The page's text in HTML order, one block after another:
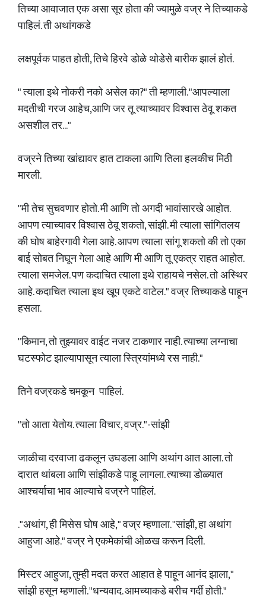
तिच्या आवाजात एक असा सूर होता की ज्यामुळे वज्र ने तिच्याकडे
पाहिलं. ती अथांगकडे
लक्षपूर्वक पाहत होती, तिचे हिरवे डोळे थोडेसे बारीक झालं होतं.
" त्याला इथे नोकरी नको असेल का?" ती म्हणाली. "आपल्याला
मदतीची गरज आहेच,आणि जर तू त्याच्यावर विश्वास ठेवू शकत
असशील तर..."
वज्रने तिच्या खांद्यावर हात टाकला आणि तिला हलकीच मिठी
मारली.
"मी तेच सुचवणार होतो. मी आणि तो अगदी भावांसारखे आहोत.
आपण त्याच्यावर विश्वास ठेवू शकतो, सांझी. मी त्याला सांगितलय
की घोष बाहेरगावी गेला आहे. आपण त्याला सांगू शकतो की तो एका
बाई सोबत निघून गेला आहे आणि मी आणि तू एकत्र राहत आहोत.
त्याला समजेल. पण कदाचित त्याला इथे राहायचे नसेल. तो अस्थिर
आहे. कदाचित त्याला इथ खूप एकटे वाटेल." वज्र तिच्याकडे पाहून
हसला.
"किमान, तो तुझ्यावर वाईट नजर टाकणार नाही. त्याच्या लग्नाचा
घटस्फोट झाल्यापासून त्याला स्त्रियांमध्ये रस नाही."
तिने वज्रकडे चमकून पाहिलं.
"तो आता येतोय. त्याला विचार, वज्र."-सांझी
जाळीचा दरवाजा ढकलून उघडला आणि अथांग आत आला. तो
दारात थांबला आणि सांझीकडे पाहू लागला. त्याच्या डोळ्यात
आश्चर्याचा भाव आल्याचे वज्रने पाहिलं.
."अथांग, ही मिसेस घोष आहे," वज्र म्हणाला. "सांझी, हा अथांग
आहुजा आहे." वज्र ने एकमेकांची ओळख करून दिली.
मिस्टर आहुजा, तुम्ही मदत करत आहात हे पाहून आनंद झाला,"
सांझी हसून म्हणाली. "धन्यवाद. आमच्याकडे बरीच गर्दी होती."